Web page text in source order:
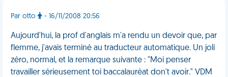
Par otto - 16/11/2008 20:56
Aujourd'hui, la prof d'anglais m'a rendu un devoir que, par
flemme, j'avais terminé au traducteur automatique. Un joli
zéro, normal, et la remarque suivante : "Moi penser
travailler sérieusement toi baccalauréat don't avoir." VDM